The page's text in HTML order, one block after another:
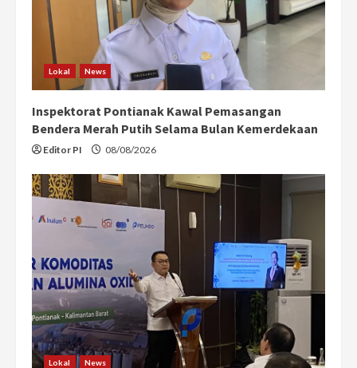
Lokal News
Inspektorat Pontianak Kawal Pemasangan
Bendera Merah Putih Selama Bulan Kemerdekaan
Editor PI 08/08/2026
Lokal News